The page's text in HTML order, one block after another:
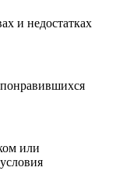
и недостатках
или